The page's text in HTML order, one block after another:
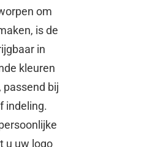
om
is de
in
kleuren
passend bij
indeling.
u uw logo